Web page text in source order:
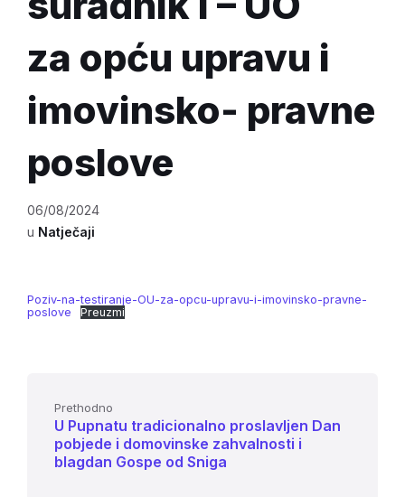
za opću upravu i
imovinsko- pravne
poslove
06/08/2024
u Natječaji
Poziv-na-testiranje-OU-za-opcu-upravu-i-imovinsko-pravne-
poslove
Preuzmi
Prethodno
U Pupnatu tradicionalno proslavljen Dan
pobjede i domovinske zahvalnosti i
blagdan Gospe od Sniga